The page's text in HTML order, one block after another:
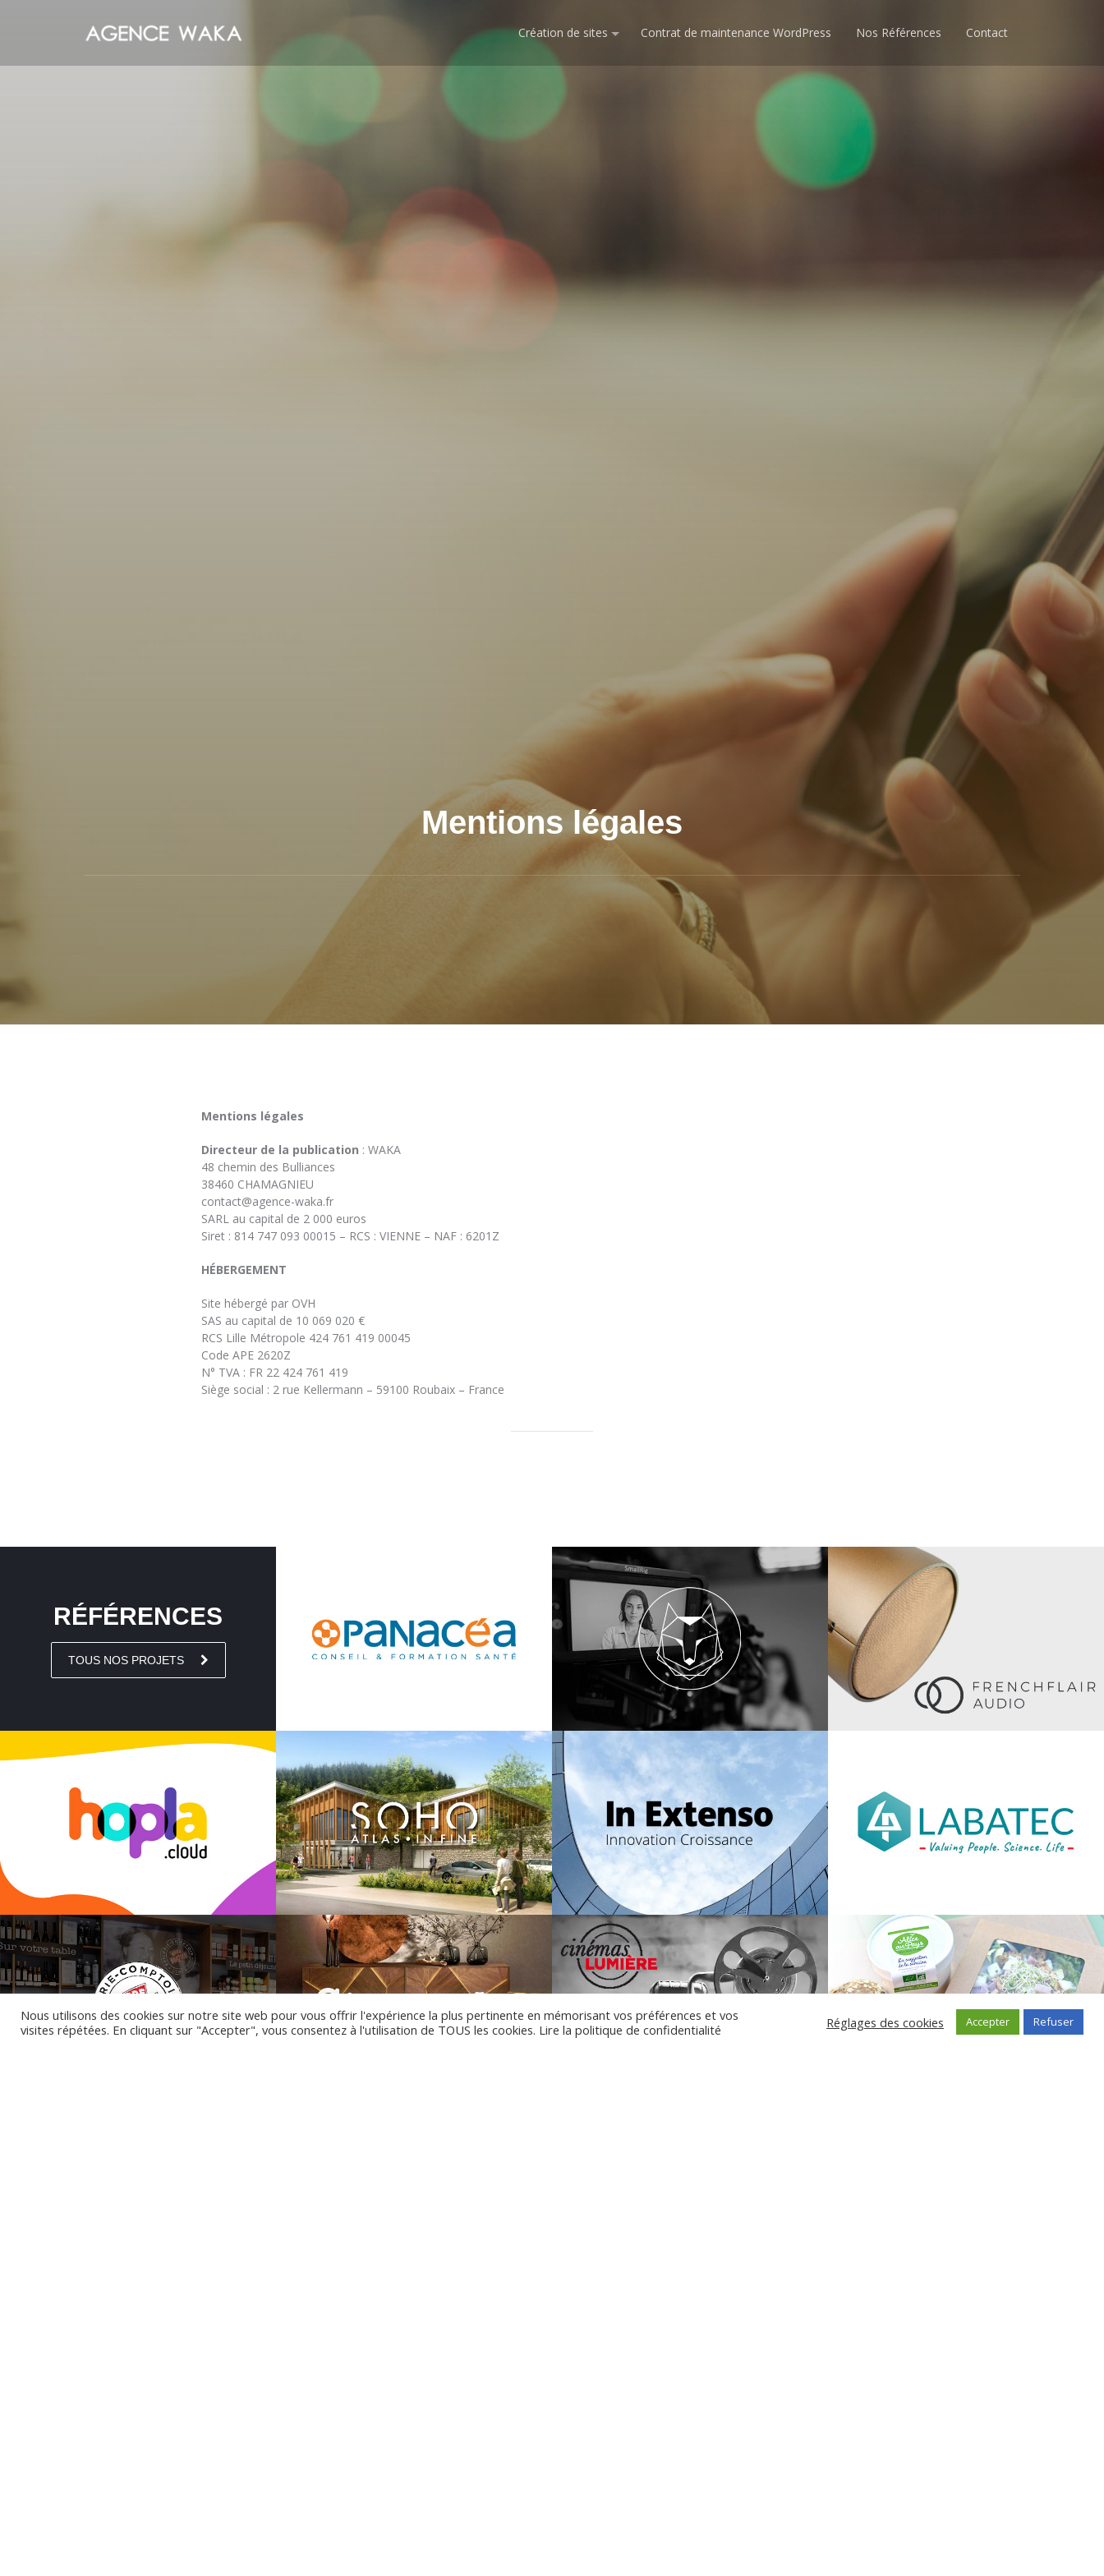
Création de sites Contrat de maintenance WordPress Nos Références Contact
Mentions légales
Mentions légales
Directeur de la publication : WAKA
48 chemin des Bulliances
38460 CHAMAGNIEU
contact@agence-waka.fr
SARL au capital de 2 000 euros
Siret : 814 747 093 00015 – RCS : VIENNE – NAF : 6201Z
HÉBERGEMENT
Site hébergé par OVH
SAS au capital de 10 069 020 €
RCS Lille Métropole 424 761 419 00045
Code APE 2620Z
N° TVA : FR 22 424 761 419
Siège social : 2 rue Kellermann – 59100 Roubaix – France
RÉFÉRENCES
TOUS NOS PROJETS
Nous utilisons des cookies sur notre site web pour vous offrir l'expérience la plus pertinente en mémorisant vos préférences et vos
visites répétées. En cliquant sur "Accepter", vous consentez à l'utilisation de TOUS les cookies. Lire la politique de confidentialité Réglages des cookies Accepter Refuser